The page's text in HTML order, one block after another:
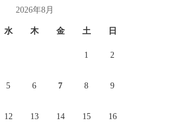
2026年8月
水 木 金 土 日
1 2
5 6 7 8 9
12 13 14 15 16